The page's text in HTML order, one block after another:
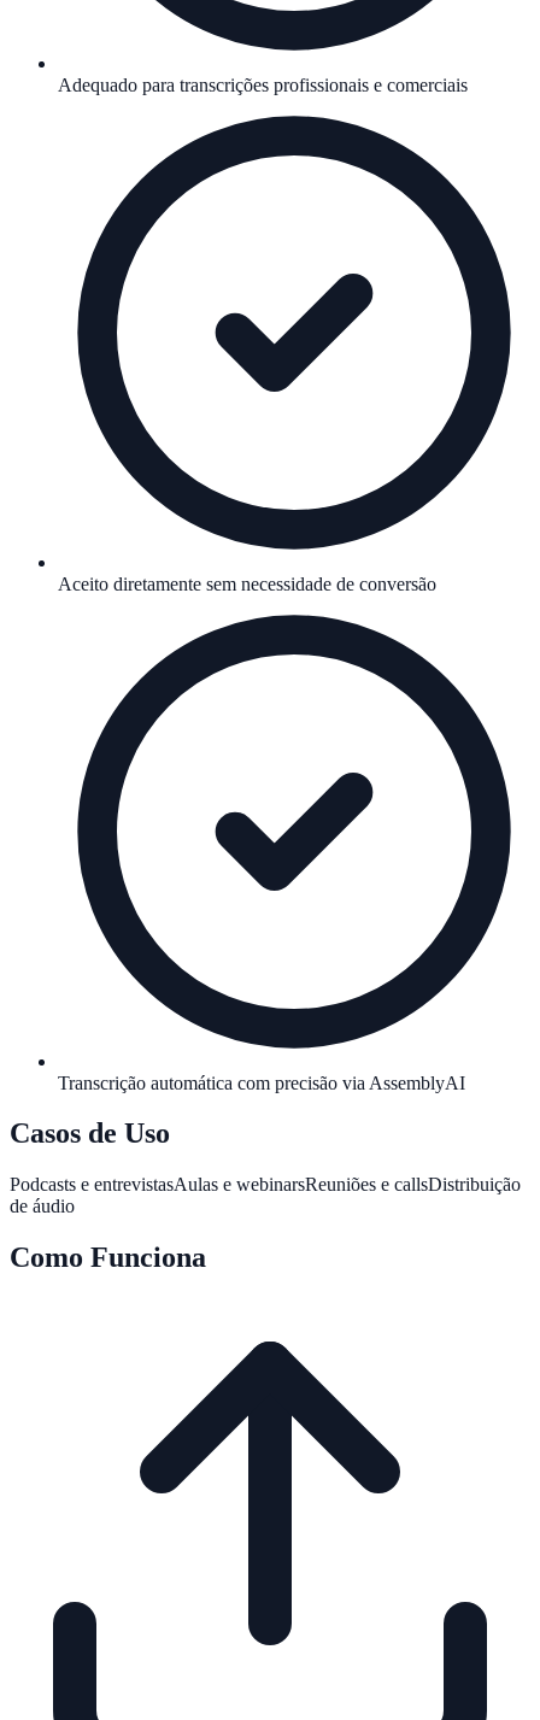
Adequado para transcrições profissionais e comerciais
Aceito diretamente sem necessidade de conversão
Transcrição automática com precisão via AssemblyAI
Casos de Uso
Podcasts e entrevistasAulas e webinarsReuniões e callsDistribuição
de áudio
Como Funciona